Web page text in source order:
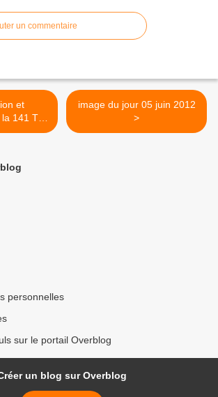
un commentaire
141 TA
et fin)
image du jour 05 juin 2012
>
personnelles
sur le portail Overblog
un blog sur Overblog